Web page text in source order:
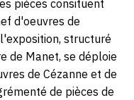
pièces consituent
d'oeuvres de
structuré
de Manet, se déploie
de Cézanne et de
de pièces de